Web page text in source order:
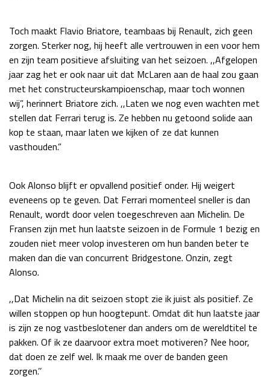
GP MEXICO 2026 30 okt - 01 nov
Kwalificatie
za 22:00 - 23:00
LAS VEGAS GRAND PRIX 2026 20 - 22 nov
Kwalificatie
za 05:00 - 06:00
Race
GP QATAR 2026 27 - 29 nov
Race
zo 17:00 - 19:00
GP ABU DHABI 2026 04 - 06 dec
Kwalificatie
za 15:00 - 16:00
Race
zo 14:00 - 16:00
Toch maakt Flavio Briatore, teambaas bij Renault, zich geen
zorgen. Sterker nog, hij heeft alle vertrouwen in een voor hem
en zijn team positieve afsluiting van het seizoen. ,,Afgelopen
jaar zag het er ook naar uit dat McLaren aan de haal zou gaan
met het constructeurskampioenschap, maar toch wonnen
wij”, herinnert Briatore zich. ,,Laten we nog even wachten met
stellen dat Ferrari terug is. Ze hebben nu getoond solide aan
kop te staan, maar laten we kijken of ze dat kunnen
vasthouden.”
Ook Alonso blijft er opvallend positief onder. Hij weigert
eveneens op te geven. Dat Ferrari momenteel sneller is dan
Renault, wordt door velen toegeschreven aan Michelin. De
Fransen zijn met hun laatste seizoen in de Formule 1 bezig en
zouden niet meer volop investeren om hun banden beter te
maken dan die van concurrent Bridgestone. Onzin, zegt
Alonso.
,,Dat Michelin na dit seizoen stopt zie ik juist als positief. Ze
willen stoppen op hun hoogtepunt. Omdat dit hun laatste jaar
is zijn ze nog vastbeslotener dan anders om de wereldtitel te
pakken. Of ik ze daarvoor extra moet motiveren? Nee hoor,
dat doen ze zelf wel. Ik maak me over de banden geen
zorgen.’’